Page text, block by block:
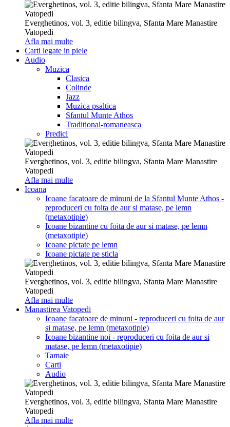
Everghetinos, vol. 3, editie bilingva, Sfanta Mare Manastire
Vatopedi
Afla mai multe
Carti legate in piele
Audio
Muzica
Clasica
Colinde
Jazz
Muzica psaltica
Sfantul Munte Athos
Traditional-romaneasca
Predici
Everghetinos, vol. 3, editie bilingva, Sfanta Mare Manastire
Vatopedi
Afla mai multe
Icoana
Icoane facatoare de minuni de la Sfantul Munte Athos -
reproduceri cu foita de aur si matase, pe lemn
(metaxotipie)
Icoane bizantine cu foita de aur si matase, pe lemn
(metaxotipie)
Icoane pictate pe lemn
Icoane pictate pe sticla
Everghetinos, vol. 3, editie bilingva, Sfanta Mare Manastire
Vatopedi
Afla mai multe
Manastirea Vatopedi
Icoane facatoare de minuni - reproduceri cu foita de aur
si matase, pe lemn (metaxotipie)
Icoane bizantine noi - reproduceri cu foita de aur si
matase, pe lemn (metaxotipie)
Tamaie
Carti
Audio
Everghetinos, vol. 3, editie bilingva, Sfanta Mare Manastire
Vatopedi
Afla mai multe